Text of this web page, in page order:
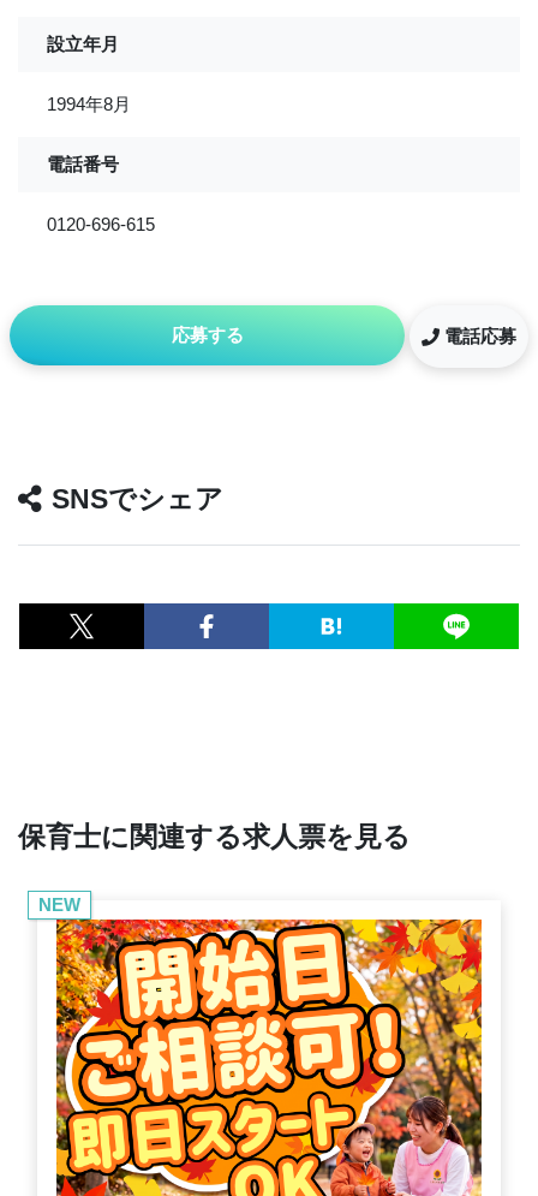
設立年月
1994年8月
電話番号
0120-696-615
応募する 電話応募
SNSでシェア
保育士に関連する求人票を見る
NEW